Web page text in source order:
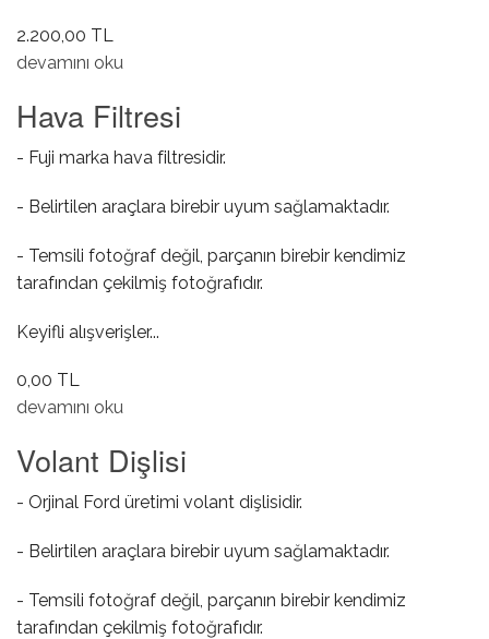
2.200,00 TL
Ön Disk hakkında
devamını oku
Hava Filtresi
- Fuji marka hava filtresidir.
- Belirtilen araçlara birebir uyum sağlamaktadır.
- Temsili fotoğraf değil, parçanın birebir kendimiz
tarafından çekilmiş fotoğrafıdır.
Keyifli alışverişler...
0,00 TL
Hava Filtresi hakkında
devamını oku
Volant Dişlisi
- Orjinal Ford üretimi volant dişlisidir.
- Belirtilen araçlara birebir uyum sağlamaktadır.
- Temsili fotoğraf değil, parçanın birebir kendimiz
tarafından çekilmiş fotoğrafıdır.